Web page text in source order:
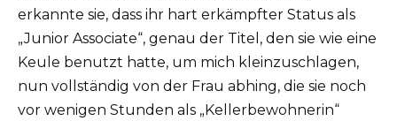
erkannte sie, dass ihr hart erkämpfter Status als
„Junior Associate“, genau der Titel, den sie wie eine
Keule benutzt hatte, um mich kleinzuschlagen,
nun vollständig von der Frau abhing, die sie noch
vor wenigen Stunden als „Kellerbewohnerin“